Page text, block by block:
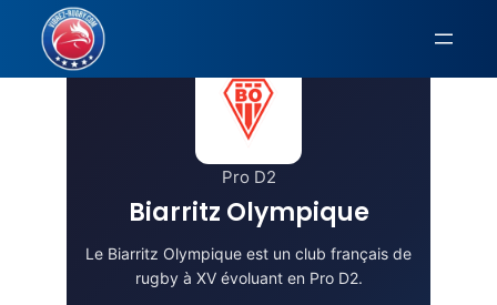
Aller
contenu
Pro D2
Biarritz Olympique
Le Biarritz Olympique est un club français de
rugby à XV évoluant en Pro D2.